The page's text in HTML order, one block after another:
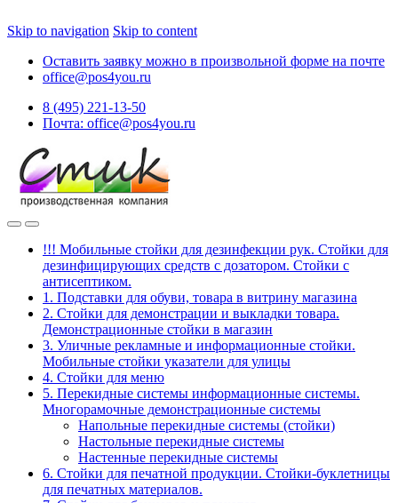
Skip to navigation Skip to content
Оставить заявку можно в произвольной форме на почте
office@pos4you.ru
8 (495) 221-13-50
Почта: office@pos4you.ru
!!! Мобильные стойки для дезинфекции рук. Стойки для
дезинфицирующих средств с дозатором. Стойки с
антисептиком.
1. Подставки для обуви, товара в витрину магазина
2. Стойки для демонстрации и выкладки товара.
Демонстрационные стойки в магазин
3. Уличные рекламные и информационные стойки.
Мобильные стойки указатели для улицы
4. Стойки для меню
5. Перекидные системы информационные системы.
Многорамочные демонстрационные системы
Напольные перекидные системы (стойки)
Настольные перекидные системы
Настенные перекидные системы
6. Стойки для печатной продукции. Стойки-буклетницы
для печатных материалов.